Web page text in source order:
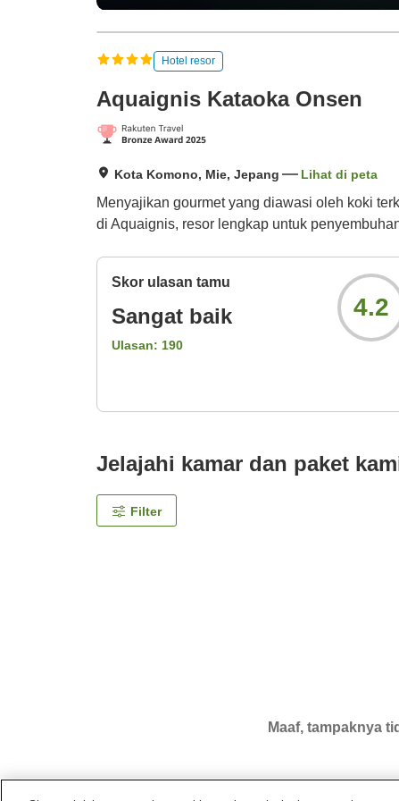
Hotel resor
Aquaignis Kataoka Onsen
Kota Komono, Mie, Jepang Lihat di peta
Menyajikan gourmet yang diawasi oleh koki
di Aquaignis, resor lengkap untuk
Skor ulasan tamu
Sangat baik
Ulasan: 190
4.2
Jelajahi kamar dan paket
Filter
Maaf, tampaknya